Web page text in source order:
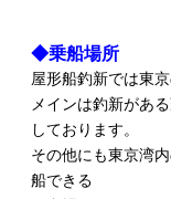
◆乗船場所
屋形船釣新では東
メインは釣新があ
しております。
その他にも東京湾
船できる